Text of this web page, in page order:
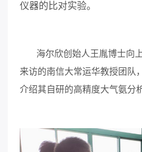
仪器的比对实验。
海尔欣创始人王胤博士向
来访的南信大常运华教授团队
介绍其自研的高精度大气氨分